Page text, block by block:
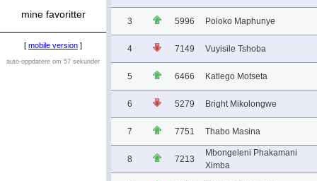
mine favoritter
[ mobile version ]
auto-oppdatere om 57 sekunder
3 5996 Poloko Maphunye
4 7149 Vuyisile Tshoba
5 6466 Katlego Motseta
6 5279 Bright Mikolongwe
7 7751 Thabo Masina
8 7213
Mbongeleni Phakamani
Ximba